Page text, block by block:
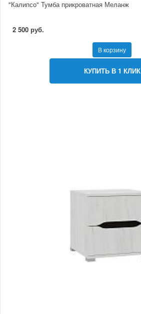
"Калипсо" Тумба прикроватная Меланж
2 500 руб.
В корзину
КУПИТЬ В 1 КЛИК